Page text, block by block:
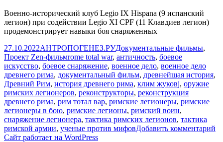
Военно-исторический клуб Legio IX Hispana (9 испанский
легион) при содействии Legio XI CPF (11 Клавдиев легион)
продемонстрирует навыки боя снаряженных
Опубликовано
27.10.2022Автор
АНТРОПОГЕНЕЗ.РУРубрики
Документальные фильмы,
Проект Zen-фильмМетки
rome total war, античность, боевое
искусство, боевое снаряжение, военное дело, военное дело
древнего рима, документальный фильм, древнейшая история,
Древний Рим, история древнего рима, клим жуковj, оружие
римских легионеров, реконструкторы, реконструкция
древнего рима, рим тотал вар, римские легионеры, римские
легионеры в бою, римские легионы, римский воин,
снаряжение легионера, тактика римских легионов, тактика
римской армии, ученые против мифовДобавить комментарий
Сайт работает на WordPress